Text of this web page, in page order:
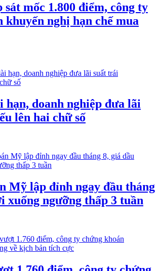
mốc 1.800 điểm, công ty
khuyến nghị hạn chế mua
hạn, doanh nghiệp đưa lãi
lên hai chữ số
Mỹ lập đỉnh ngay đầu tháng
xuống ngưỡng thấp 3 tuần